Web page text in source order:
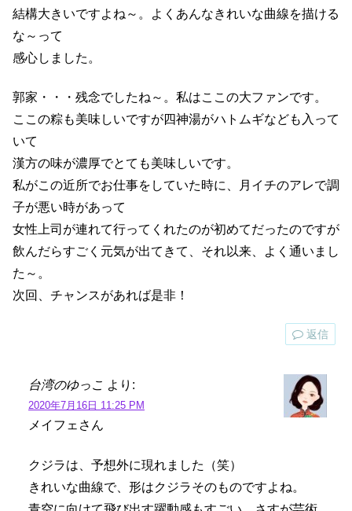
結構大きいですよね～。よくあんなきれいな曲線を描ける
な～って
感心しました。
郭家・・・残念でしたね～。私はここの大ファンです。
ここの粽も美味しいですが四神湯がハトムギなども入って
いて
漢方の味が濃厚でとても美味しいです。
私がこの近所でお仕事をしていた時に、月イチのアレで調
子が悪い時があって
女性上司が連れて行ってくれたのが初めてだったのですが
飲んだらすごく元気が出てきて、それ以来、よく通いまし
た～。
次回、チャンスがあれば是非！
返信
台湾のゆっこ より:
2020年7月16日 11:25 PM
メイフェさん
クジラは、予想外に現れました（笑）
きれいな曲線で、形はクジラそのものですよね。